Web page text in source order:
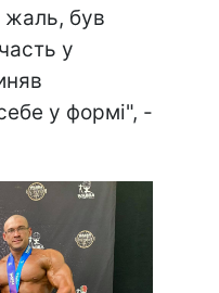
жаль, був
у
у формі", -